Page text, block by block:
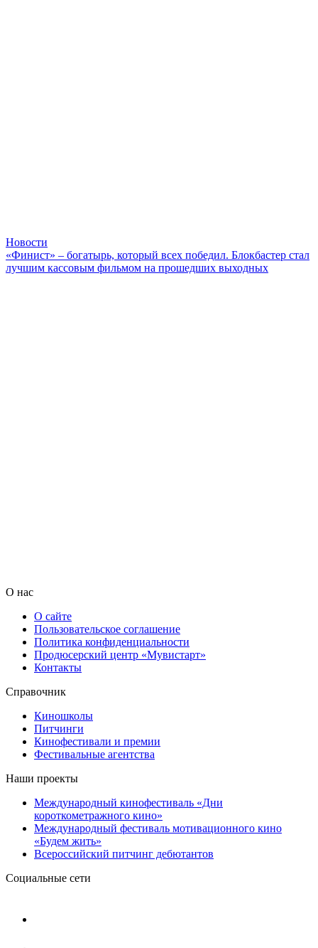
Новости
«Финист» – богатырь, который всех победил. Блокбастер стал
лучшим кассовым фильмом на прошедших выходных
О нас
О сайте
Пользовательское соглашение
Политика конфиденциальности
Продюсерский центр «Мувистарт»
Контакты
Справочник
Киношколы
Питчинги
Кинофестивали и премии
Фестивальные агентства
Наши проекты
Международный кинофестиваль «Дни
короткометражного кино»
Международный фестиваль мотивационного кино
«Будем жить»
Всероссийский питчинг дебютантов
Социальные сети